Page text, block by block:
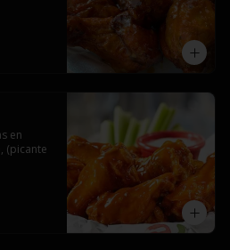
en
(picante